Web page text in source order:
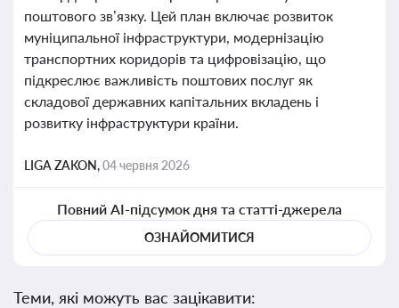
поштового зв’язку. Цей план включає розвиток
муніципальної інфраструктури, модернізацію
транспортних коридорів та цифровізацію, що
підкреслює важливість поштових послуг як
складової державних капітальних вкладень і
розвитку інфраструктури країни.
LIGA ZAKON,04 червня 2026
Повний AI-підсумок дня та статті-джерела
ОЗНАЙОМИТИСЯ
Теми, які можуть вас зацікавити: